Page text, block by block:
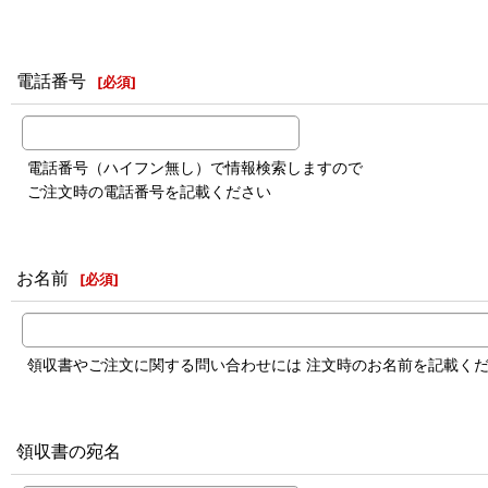
電話番号 [必須]
電話番号（ハイフン無し）で情報検索しますので
ご注文時の電話番号を記載ください
お名前 [必須]
領収書やご注文に関する問い合わせには 注文時のお名前を記載く
領収書の宛名